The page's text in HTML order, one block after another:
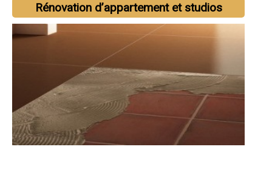
Rénovation d’appartement et studios